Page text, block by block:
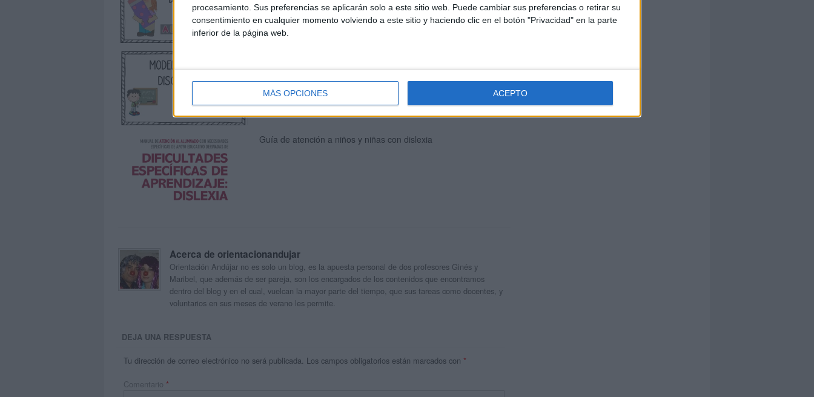
procesamiento. Sus preferencias se aplicarán solo a este sitio web. Puede cambiar sus preferencias o retirar su
consentimiento en cualquier momento volviendo a este sitio y haciendo clic en el botón "Privacidad" en la parte
inferior de la página web.
MÁS OPCIONES ACEPTO
Guía de atención a niños y niñas con dislexia
Acerca de orientacionandujar
Orientación Andújar no es solo un blog, es la apuesta personal de dos profesores Ginés y
Maribel, que además de ser pareja, son los encargados de los contenidos que encontramos
dentro del blog y en el cual, vuelcan la mayor parte del tiempo, que sus tareas como docentes, y
voluntarios en sus meses de verano les permite.
DEJA UNA RESPUESTA
Tu dirección de correo electrónico no será publicada. Los campos obligatorios están marcados con *
Comentario *